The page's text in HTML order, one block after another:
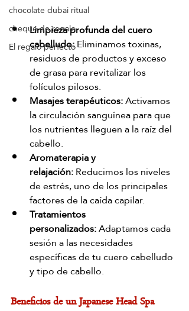
chocolate dubai ritual
cheque de regalo
El regalo perfecto
Limpieza profunda del cuero
cabelludo: Eliminamos toxinas,
residuos de productos y exceso
de grasa para revitalizar los
folículos pilosos.
Masajes terapéuticos: Activamos
la circulación sanguínea para que
los nutrientes lleguen a la raíz del
cabello.
Aromaterapia y
relajación: Reducimos los niveles
de estrés, uno de los principales
factores de la caída capilar.
Tratamientos
personalizados: Adaptamos cada
sesión a las necesidades
específicas de tu cuero cabelludo
y tipo de cabello.
Beneficios de un Japanese Head Spa